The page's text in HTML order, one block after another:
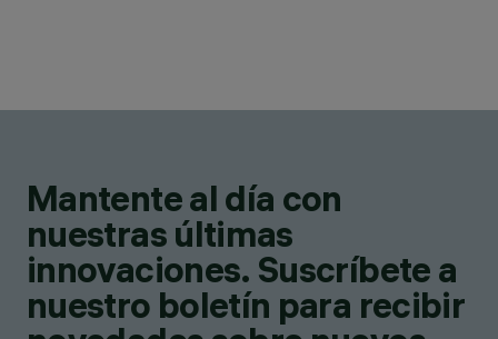
Mantente al día con
nuestras últimas
innovaciones. Suscríbete a
nuestro boletín para recibir